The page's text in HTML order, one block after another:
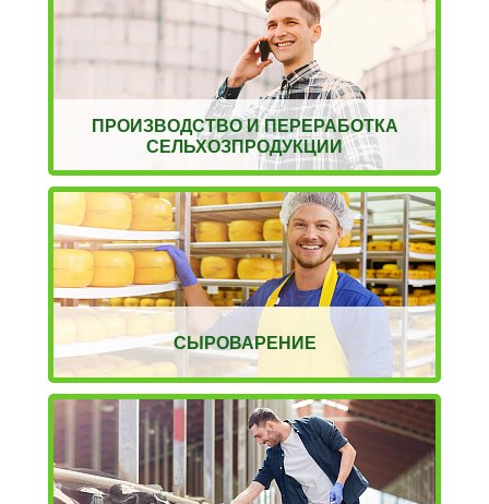
ПРОИЗВОДСТВО И ПЕРЕРАБОТКА
СЕЛЬХОЗПРОДУКЦИИ
СЫРОВАРЕНИЕ